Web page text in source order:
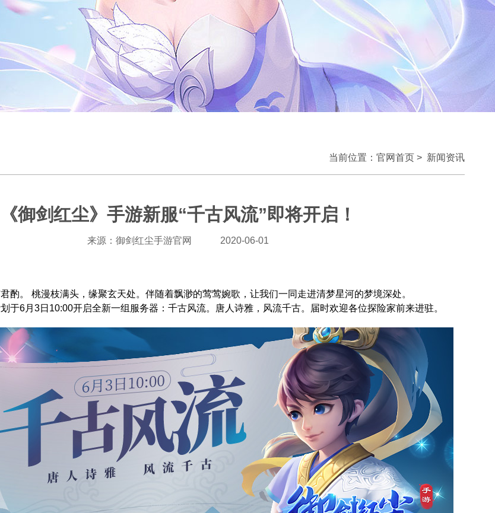
当前位置： 官网首页 > 新闻资讯
《御剑红尘》手游新服“千古风流”即将开启！
来源：御剑红尘手游官网 2020-06-01
酌。 桃漫枝满头，缘聚玄天处。伴随着飘渺的莺莺婉歌，让我们一同走进清梦星河的梦境深处。
于6月3日10:00开启全新一组服务器：千古风流。唐人诗雅，风流千古。
届时欢迎各位探险家前来进驻。